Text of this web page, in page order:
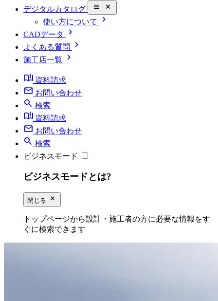
デジタルカタログ close_small
使い方について chevron_right
CADデータ chevron_right
よくある質問 chevron_right
施工店一覧
chevron_right
book_ribbon 資料請求
mail お問い合わせ
search 検索
book_ribbon 資料請求
mail お問い合わせ
search 検索
ビジネスモード
ビジネスモードとは?
閉じる close_small
トップページから設計・施工者の方に必要な情報をす
ぐに検索できます